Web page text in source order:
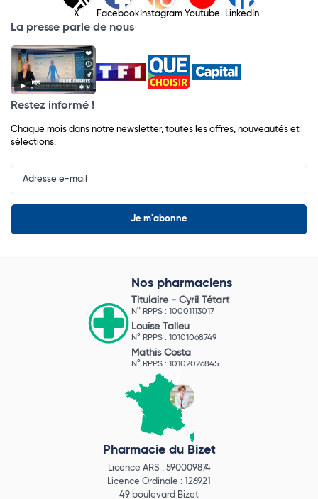
X Facebook Instagram Youtube LinkedIn
La presse parle de nous
Restez informé !
Chaque mois dans notre newsletter, toutes les offres, nouveautés et
sélections.
Input
Newsletter
Nos pharmaciens
Titulaire - Cyril Tétart
N° RPPS : 10001113017
Louise Talleu
N° RPPS : 10101068749
Mathis Costa
N° RPPS : 10102026845
Pharmacie du Bizet
Licence ARS : 590009874
Licence Ordinale : 126921
49 boulevard Bizet